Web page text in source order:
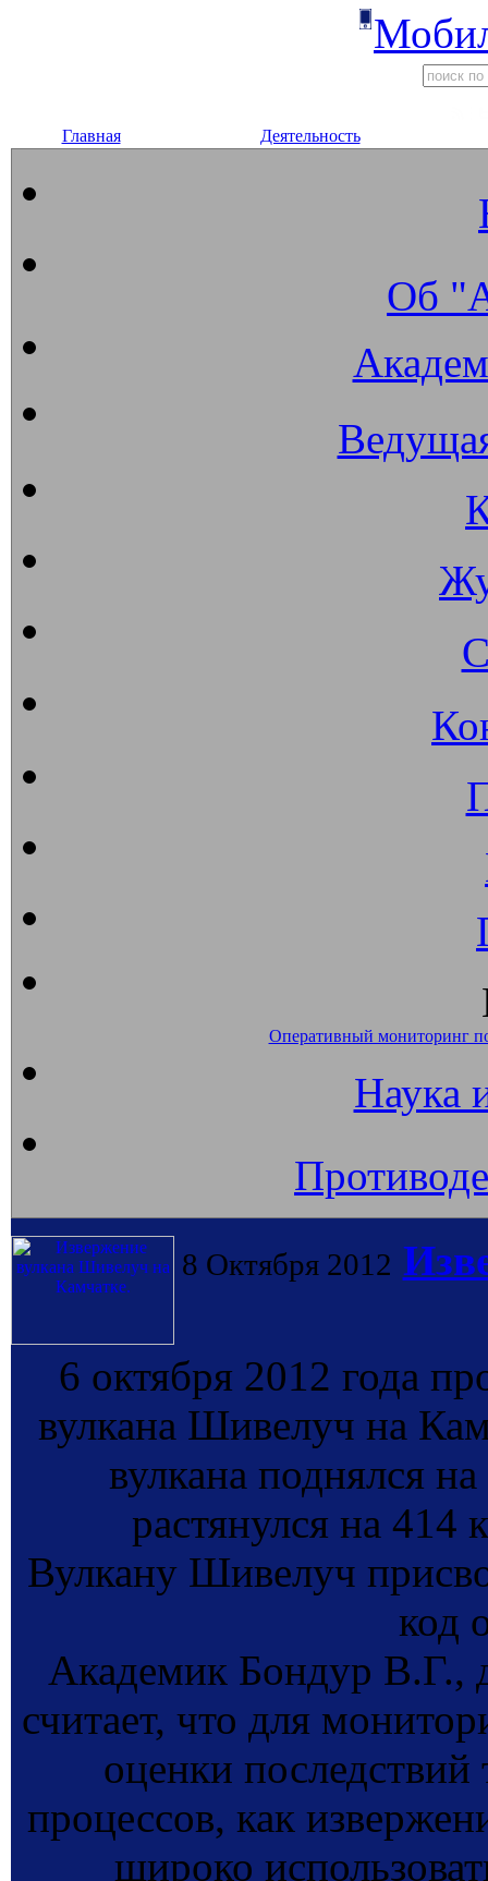
Главная Деятельность
Об
Оперативный мониторинг
Наука
8 Октября 2012
6 октября 2012 года
вулкана Шивелуч на
вулкана поднялся
растянулся на 414
Вулкану Шивелуч
код
Академик Бондур В.Г.,
считает, что для
оценки
процессов, как
широко